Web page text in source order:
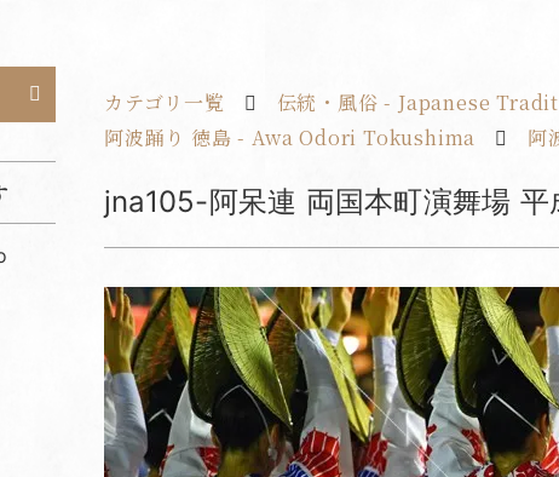
カテゴリ一覧
伝統・風俗 - Japanese
阿波踊り 徳島 - Awa Odori Tokushima
阿
jna105-阿呆連 両国本町演舞場 平